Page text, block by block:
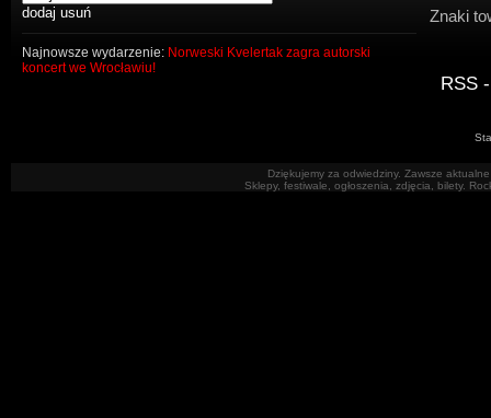
Najnowsze wydarzenie: Norweski Kvelertak zagra autorski
koncert we Wrocławiu!
Znaki
RSS
Dziękujemy za odwiedziny. Zawsze
Sklepy, festiwale, ogłoszenia, zdjęcia, bilety.